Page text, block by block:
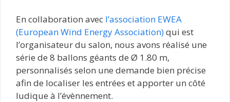
En collaboration avec l’association EWEA
(European Wind Energy Association)qui est
l’organisateur du salon, nous avons réalisé une
série de 8 ballons géants de Ø 1.80 m,
personnalisés selon une demande bien précise
afin de localiser les entrées et apporter un côté
ludique à l’évènnement.